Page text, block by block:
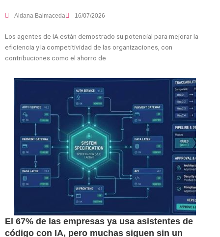
Aldana Balmaceda 16/07/2026
Los agentes de IA están demostrado su potencial para mejorar la
eficiencia y la competitividad de las organizaciones, con
contribuciones como el ahorro de
El 67% de las empresas ya usa asistentes de
código con IA, pero muchas siguen sin un